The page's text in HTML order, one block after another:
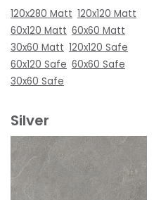
120x280 Matt 120x120 Matt
60x120 Matt 60x60 Matt
30x60 Matt 120x120 Safe
60x120 Safe 60x60 Safe
30x60 Safe
Silver